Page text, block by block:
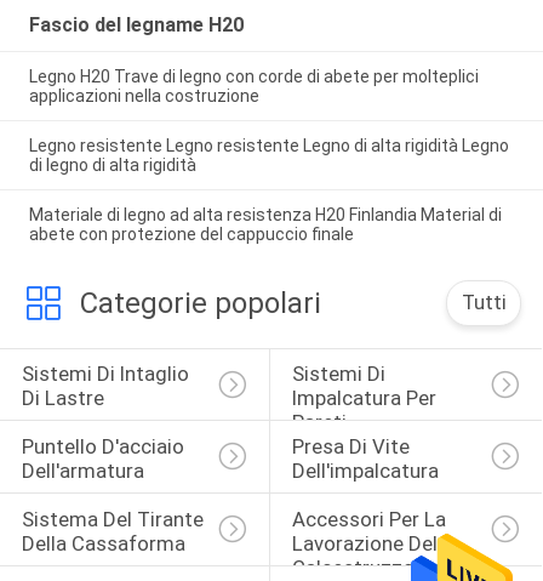
Fascio del legname H20
Legno H20 Trave di legno con corde di abete per molteplici
applicazioni nella costruzione
Legno resistente Legno resistente Legno di alta rigidità Legno
di legno di alta rigidità
Materiale di legno ad alta resistenza H20 Finlandia Material di
abete con protezione del cappuccio finale
Categorie popolari Tutti
Sistemi Di Intaglio
Di Lastre
Sistemi Di
Impalcatura Per
Pareti
Puntello D'acciaio
Dell'armatura
Presa Di Vite
Dell'impalcatura
Sistema Del Tirante
Della Cassaforma
Accessori Per La
Lavorazione Del
Calcestruzzo